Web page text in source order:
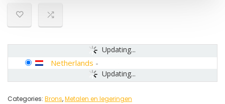
Updating...
Updating...
Netherlands -
Categories: Brons,Metalen en legeringen